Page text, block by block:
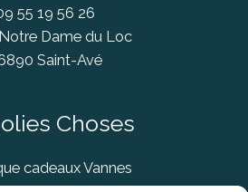
55 19 56 26
Dame du Loc
Saint-Avé
Choses
cadeaux Vannes